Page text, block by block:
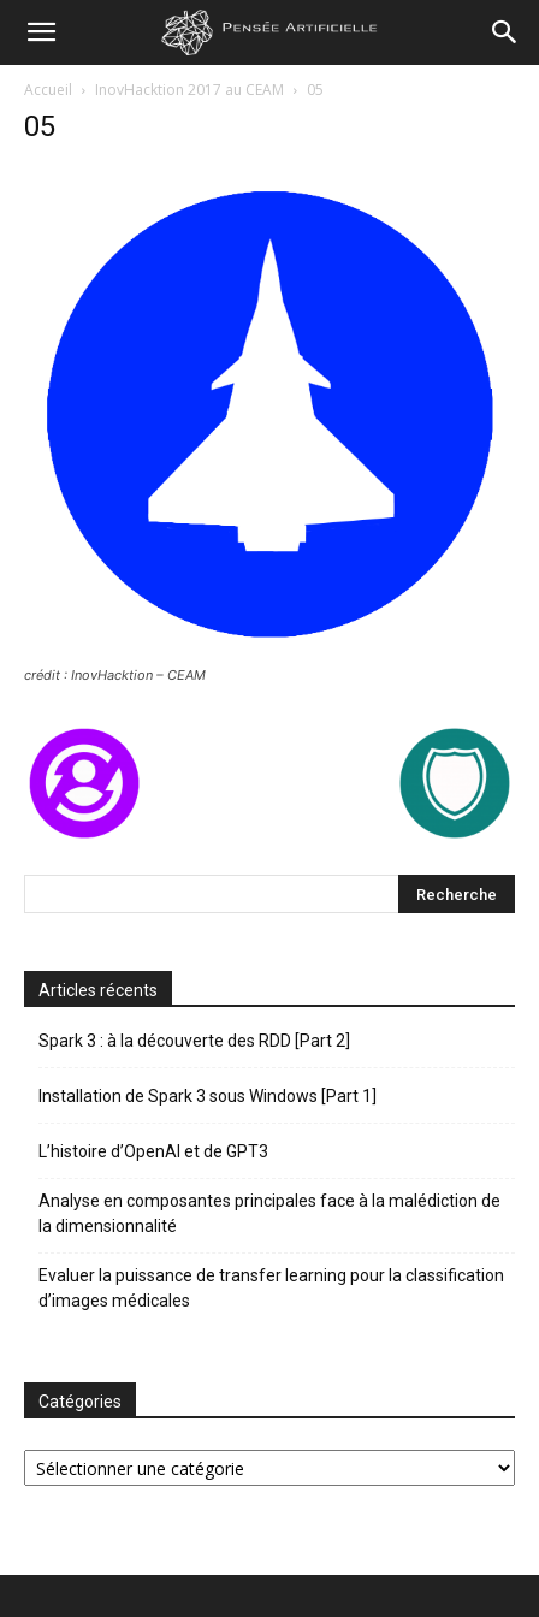
Pensée
Artificielle
Accueil InovHacktion 2017 au CEAM 05
05
crédit : InovHacktion – CEAM
Articles récents
Spark 3 : à la découverte des RDD [Part 2]
Installation de Spark 3 sous Windows [Part 1]
L’histoire d’OpenAI et de GPT3
Analyse en composantes principales face à la malédiction de
la dimensionnalité
Evaluer la puissance de transfer learning pour la classification
d’images médicales
Catégories
Catégories